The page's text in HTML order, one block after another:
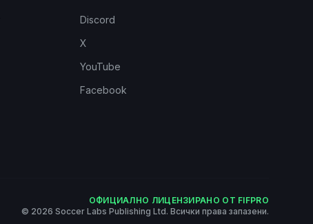
Discord
X
YouTube
Facebook
ОФИЦИАЛНО ЛИЦЕНЗИРАНО ОТ FIFPRO
© 2026 Soccer Labs Publishing Ltd. Всички права запазени.